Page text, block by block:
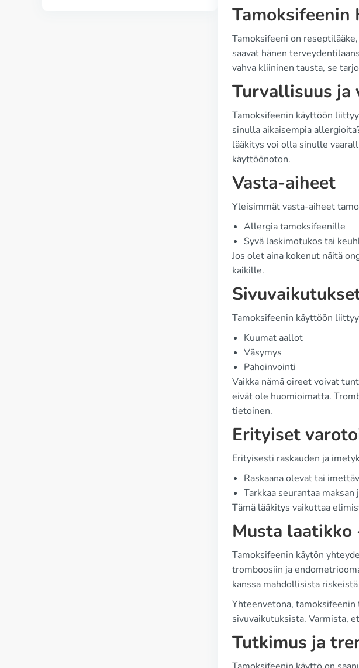
Tamoksifeenin
Tamoksifeeni on
saavat hänen
vahva kliininen tausta, se
Turvallisuus ja
Tamoksifeenin käyttöön
sinulla aikaisempia
lääkitys voi olla sinulle
käyttöönoton.
Vasta-aiheet
Yleisimmät vasta-aiheet
Allergia tamoksifeenille
Syvä laskimotukos tai
Jos olet aina kokenut näitä
kaikille.
Tamoksifeenin käyttöön
Kuumat aallot
Väsymys
Pahoinvointi
Vaikka nämä oireet voivat
eivät ole huomioimatta.
tietoinen.
Erityiset
Erityisesti raskauden ja
Raskaana olevat tai
Tarkkaa seurantaa
Tämä lääkitys vaikuttaa
Musta
Tamoksifeenin käytön
tromboosiin ja
kanssa mahdollisista
Yhteenvetona,
sivuvaikutuksista. Varmista,
Tutkimus ja